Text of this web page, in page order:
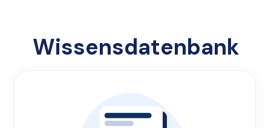
Wissensdatenbank